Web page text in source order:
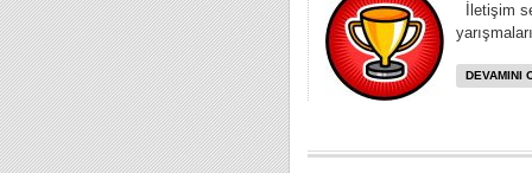
İletişim
DEVAMINI